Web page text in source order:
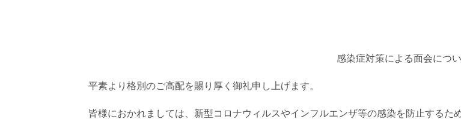
感染症対策による面会につ
平素より格別のご高配を賜り厚く御礼申し上げます。
皆様におかれましては、新型コロナウィルスやインフルエンザ等の感染を防止する